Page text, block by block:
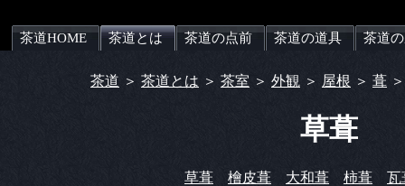
茶道HOME 茶道とは 茶道の点前 茶道の道具 茶道
茶道 ＞ 茶道とは ＞ 茶室 ＞ 外観 ＞ 屋根 ＞ 葺
草葺
草葺 檜皮葺 大和葺 柿葺 瓦